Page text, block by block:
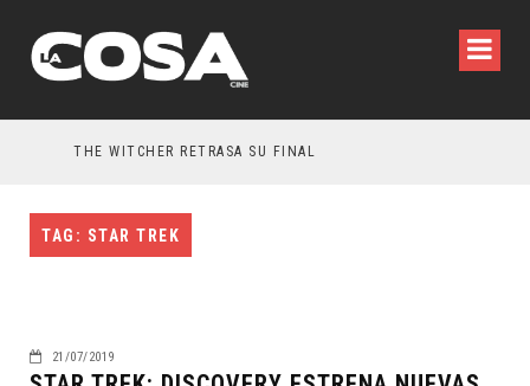
THE WITCHER RETRASA SU FINAL
TAG: STAR TREK
21/07/2019